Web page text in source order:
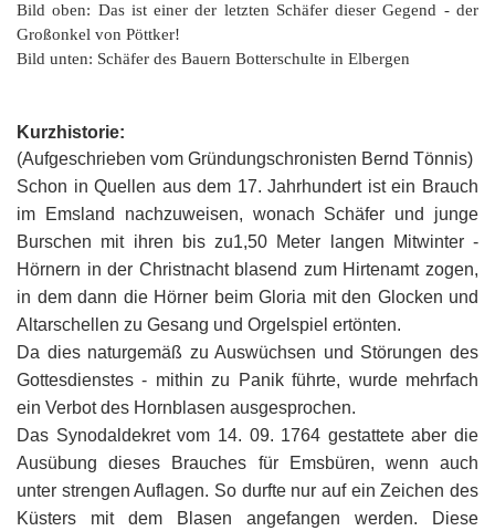
Bild oben: Das ist einer der letzten Schäfer dieser Gegend - der
Großonkel von Pöttker!
Bild unten: Schäfer des Bauern Botterschulte in Elbergen
Kurzhistorie:
(Aufgeschrieben vom Gründungschronisten Bernd Tönnis)
Schon in Quellen aus dem 17. Jahrhundert ist ein Brauch
im Emsland nachzuweisen, wonach Schäfer und junge
Burschen mit ihren bis zu1,50 Meter langen Mitwinter -
Hörnern in der Christnacht blasend zum Hirtenamt zogen,
in dem dann die Hörner beim Gloria mit den Glocken und
Altarschellen zu Gesang und Orgelspiel ertönten.
Da dies naturgemäß zu Auswüchsen und Störungen des
Gottesdienstes - mithin zu Panik führte, wurde mehrfach
ein Verbot des Hornblasen ausgesprochen.
Das Synodaldekret vom 14. 09. 1764 gestattete aber die
Ausübung dieses Brauches für Emsbüren, wenn auch
unter strengen Auflagen. So durfte nur auf ein Zeichen des
Küsters mit dem Blasen angefangen werden. Diese